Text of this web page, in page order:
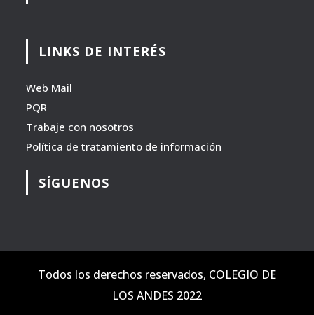
LINKS DE INTERÉS
Web Mail
PQR
Trabaje con nosotros
Política de tratamiento de información
SÍGUENOS
Todos los derechos reservados, COLEGIO DE
LOS ANDES 2022